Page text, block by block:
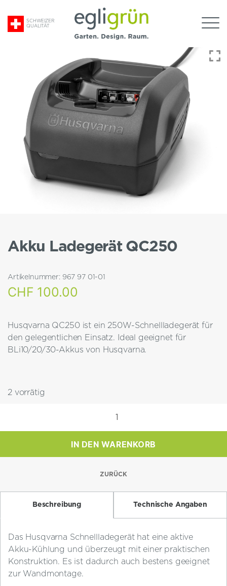
SCHWEIZER
QUALITÄT
Akku Ladegerät QC250
Artikelnummer: 967 97 01-01
CHF 100.00
Husqvarna QC250 ist ein 250W-Schnellladegerät für
den gelegentlichen Einsatz. Ideal geeignet für
BLi10/20/30-Akkus von Husqvarna.
2 vorrätig
QC250
IN DEN WARENKORB
ZURÜCK
Beschreibung Technische Angaben
Das Husqvarna Schnellladegerät hat eine aktive
Akku-Kühlung und überzeugt mit einer praktischen
Konstruktion. Es ist dadurch auch bestens geeignet
zur Wandmontage.